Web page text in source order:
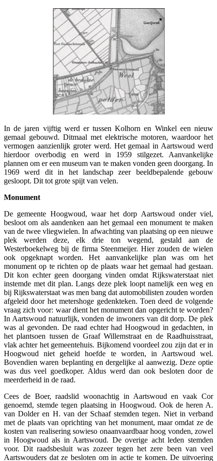
In de jaren vijftig werd er tussen Kolhorn en Winkel een nieuw
gemaal gebouwd. Ditmaal met elektrische motoren, waardoor het
vermogen aanzienlijk groter werd. Het gemaal in Aartswoud werd
hierdoor overbodig en werd in 1959 stilgezet. Aanvankelijke
plannen om er een museum van te maken vonden geen doorgang. In
1969 werd dit in het landschap zeer beeldbepalende gebouw
gesloopt. Dit tot grote spijt van velen.
Monument
De gemeente Hoogwoud, waar het dorp Aartswoud onder viel,
besloot om als aandenken aan het gemaal een monument te maken
van de twee vliegwielen. In afwachting van plaatsing op een nieuwe
plek werden deze, elk drie ton wegend, gestald aan de
Westerboekelweg bij de firma Steenmeijer. Hier zouden de wielen
ook opgeknapt worden. Het aanvankelijke plan was om het
monument op te richten op de plaats waar het gemaal had gestaan.
Dit kon echter geen doorgang vinden omdat Rijkswaterstaat niet
instemde met dit plan. Langs deze plek loopt namelijk een weg en
bij Rijkswaterstaat was men bang dat automobilisten zouden worden
afgeleid door het metershoge gedenkteken. Toen deed de volgende
vraag zich voor: waar dient het monument dan opgericht te worden?
In Aartswoud natuurlijk, vonden de inwoners van dit dorp. De plek
was al gevonden. De raad echter had Hoogwoud in gedachten, in
het plantsoen tussen de Graaf Willemstraat en de Raadhuisstraat,
vlak achter het gemeentehuis. Bijkomend voordeel zou zijn dat er in
Hoogwoud niet geheid hoefde te worden, in Aartswoud wel.
Bovendien waren beplanting en dergelijke al aanwezig. Deze optie
was dus veel goedkoper. Aldus werd dan ook besloten door de
meerderheid in de raad.
Cees de Boer, raadslid woonachtig in Aartswoud en vaak Cor
genoemd, stemde tegen plaatsing in Hoogwoud. Ook de heren A.
van Dolder en H. van der Schaaf stemden tegen. Niet in verband
met de plaats van oprichting van het monument, maar omdat ze de
kosten van realisering sowieso onaanvaardbaar hoog vonden, zowel
in Hoogwoud als in Aartswoud. De overige acht leden stemden
voor. Dit raadsbesluit was zozeer tegen het zere been van veel
Aartswouders dat ze besloten om in actie te komen. De uitvoering